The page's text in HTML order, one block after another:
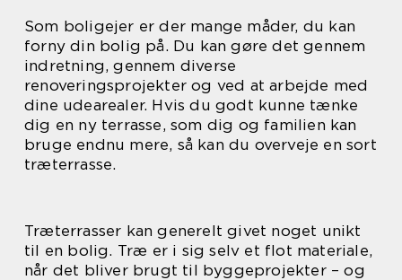
Som boligejer er der mange måder, du kan
forny din bolig på. Du kan gøre det gennem
indretning, gennem diverse
renoveringsprojekter og ved at arbejde med
dine udearealer. Hvis du godt kunne tænke
dig en ny terrasse, som dig og familien kan
bruge endnu mere, så kan du overveje en sort
træterrasse.
Træterrasser kan generelt givet noget unikt
til en bolig. Træ er i sig selv et flot materiale,
når det bliver brugt til byggeprojekter – og